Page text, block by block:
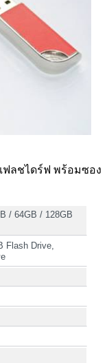
ฟลชไดร์ฟ พร้อมซอง
/ 64GB / 128GB
Flash Drive,